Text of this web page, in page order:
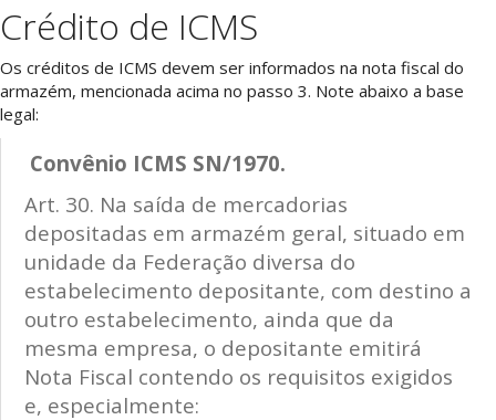
Crédito de ICMS
Os créditos de ICMS devem ser informados na nota fiscal do
armazém, mencionada acima no passo 3. Note abaixo a base
legal:
Convênio ICMS SN/1970.
Art. 30. Na saída de mercadorias
depositadas em armazém geral, situado em
unidade da Federação diversa do
estabelecimento depositante, com destino a
outro estabelecimento, ainda que da
mesma empresa, o depositante emitirá
Nota Fiscal contendo os requisitos exigidos
e, especialmente: